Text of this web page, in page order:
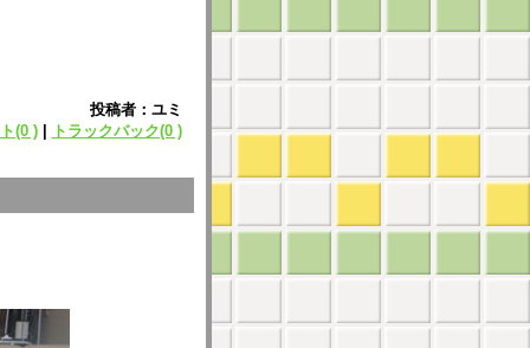
投稿者：ユミ
(0 )| トラックバック(0 )